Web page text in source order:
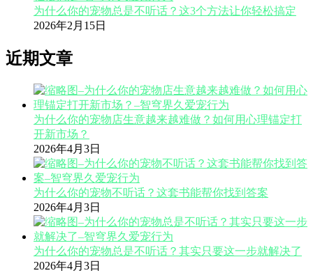
为什么你的宠物总是不听话？这3个方法让你轻松搞定
2026年2月15日
近期文章
为什么你的宠物店生意越来越难做？如何用心理锚定打
开新市场？
2026年4月3日
为什么你的宠物不听话？这套书能帮你找到答案
2026年4月3日
为什么你的宠物总是不听话？其实只要这一步就解决了
2026年4月3日